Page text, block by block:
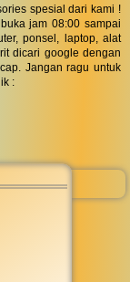
spesial dari kami !
jam 08:00 sampai
ponsel, laptop, alat
dicari google dengan
Jangan ragu untuk
: